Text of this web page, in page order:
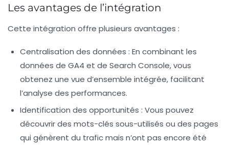
Les avantages de l’intégration
Cette intégration offre plusieurs avantages :
Centralisation des données : En combinant les
données de GA4 et de Search Console, vous
obtenez une vue d’ensemble intégrée, facilitant
l’analyse des performances.
Identification des opportunités : Vous pouvez
découvrir des mots-clés sous-utilisés ou des pages
qui génèrent du trafic mais n’ont pas encore été